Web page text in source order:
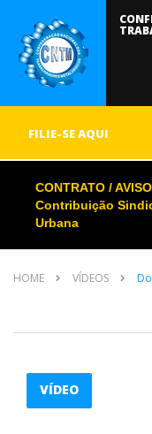
FILIE-SE AQUI
CONTRATO /
Contribuição
Urbana
HOME VÍDEOS
VÍDEO